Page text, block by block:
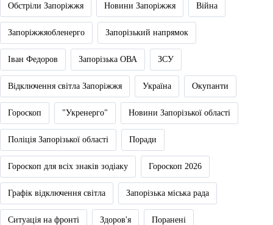
Обстріли Запоріжжя Новини Запоріжжя Війна
Запоріжжяобленерго Запорізький напрямок
Іван Федоров Запорізька ОВА ЗСУ
Відключення світла Запоріжжя Україна Окупанти
Гороскоп "Укренерго" Новини Запорізької області
Поліція Запорізької області Поради
Гороскоп для всіх знаків зодіаку Гороскоп 2026
Графік відключення світла Запорізька міська рада
Ситуація на фронті Здоров'я Поранені